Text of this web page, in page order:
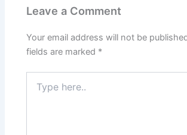
Leave a Comment
Your email address will not be
fields are marked *
here..